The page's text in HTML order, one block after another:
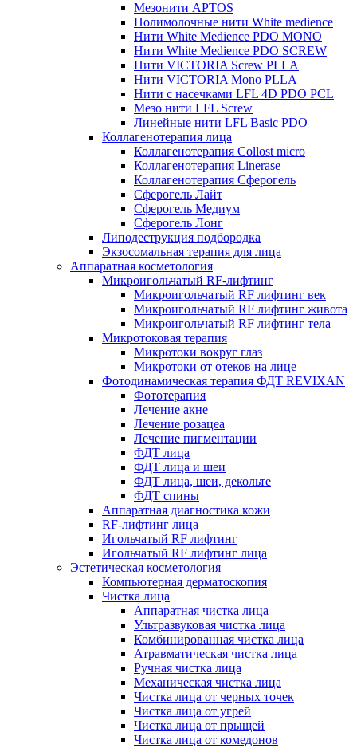
Мезонити APTOS
Полимолочные нити White medience
Нити White Medience PDO MONO
Нити White Medience PDO SCREW
Нити VICTORIA Screw PLLA
Нити VICTORIA Mono PLLA
Нити с насечками LFL 4D PDO PCL
Мезо нити LFL Screw
Линейные нити LFL Basic PDO
Коллагенотерапия лица
Коллагенотерапия Collost micro
Коллагенотерапия Linerase
Коллагенотерапия Сферогель
Сферогель Лайт
Сферогель Медиум
Сферогель Лонг
Липодеструкция подбородка
Экзосомальная терапия для лица
Аппаратная косметология
Микроигольчатый RF-лифтинг
Микроигольчатый RF лифтинг век
Микроигольчатый RF лифтинг живота
Микроигольчатый RF лифтинг тела
Микротоковая терапия
Микротоки вокруг глаз
Микротоки от отеков на лице
Фотодинамическая терапия ФДТ REVIXAN
Фототерапия
Лечение акне
Лечение розацеа
Лечение пигментации
ФДТ лица
ФДТ лица и шеи
ФДТ лица, шеи, декольте
ФДТ спины
Аппаратная диагностика кожи
RF-лифтинг лица
Игольчатый RF лифтинг
Игольчатый RF лифтинг лица
Эстетическая косметология
Компьютерная дерматоскопия
Чистка лица
Аппаратная чистка лица
Ультразвуковая чистка лица
Комбинированная чистка лица
Атравматическая чистка лица
Ручная чистка лица
Механическая чистка лица
Чистка лица от черных точек
Чистка лица от угрей
Чистка лица от прыщей
Чистка лица от комедонов